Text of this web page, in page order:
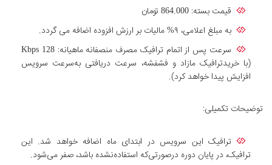
قیمت بسته: 864.000 تومان
به مبلغ اعلامی، ۹% مالیات بر ارزش افزوده اضافه می گردد.
سرعت پس از اتمام ترافیک مصرف منصفانه ماهیانه: Kbps 128
(با خریدترافیک مازاد و فشفشه، سرعت دریافتی به‌سرعت سرویس
افزایش پیدا خواهد کرد).
توضیحات تکمیلی:
ترافیک این سرویس در ابتدای ماه اضافه خواهد شد. این
ترافیک، در پایان دوره درصورتی‌که استفاده‌نشده باشد، صفر می‌شود.